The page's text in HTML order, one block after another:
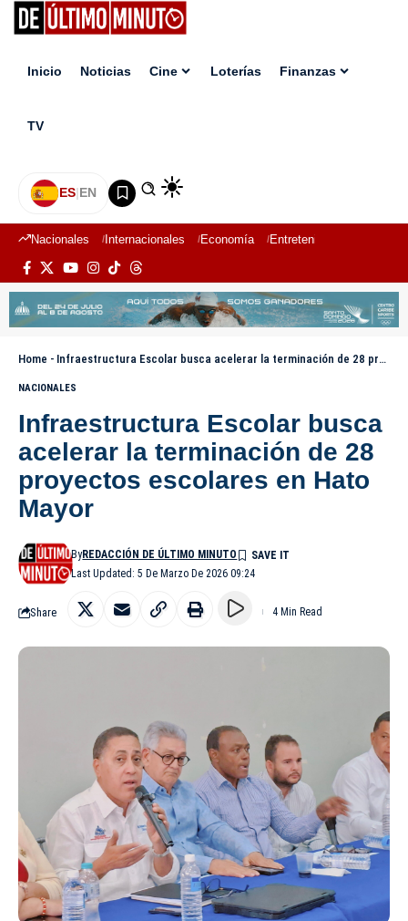
Inicio Noticias Cine Loterías Finanzas
TV
ES|EN
Nacionales Internacionales Economía Entretenimiento
Home - Infraestructura Escolar busca acelerar la terminación de 28 proyectos escolares en Hato Mayor
NACIONALES
Infraestructura Escolar busca
acelerar la terminación de 28
proyectos escolares en Hato
Mayor
Last Updated: 5 De Marzo De 2026 09:24
ByREDACCIÓN DE ÚLTIMO MINUTO
Share 4 Min Read